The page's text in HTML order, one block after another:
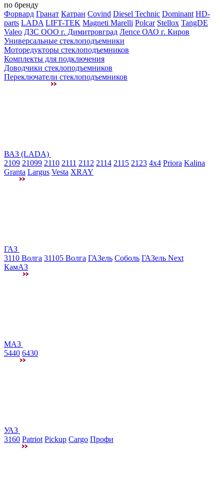
по бренду
Форвард Гранат Катран Covind Diesel Technic Dominant HD-
parts LADA LIFT-TEK Magneti Marelli Polcar Stellox TangDE
Valeo ДЗС ООО г. Димитровград Лепсе ОАО г. Киров
Универсальные стеклоподъемники
Моторедукторы стеклоподъемников
Комплекты для подключения
Доводчики стеклоподъемников
Переключатели стеклоподъемников
ВАЗ (LADA)
2109 21099 2110 2111 2112 2114 2115 2123 4x4 Priora Kalina
Granta Largus Vesta XRAY
ГАЗ
3110 Волга 31105 Волга ГАЗель Соболь ГАЗель Next
КамАЗ
МАЗ
5440 6430
УАЗ
3160 Patriot Pickup Cargo Профи